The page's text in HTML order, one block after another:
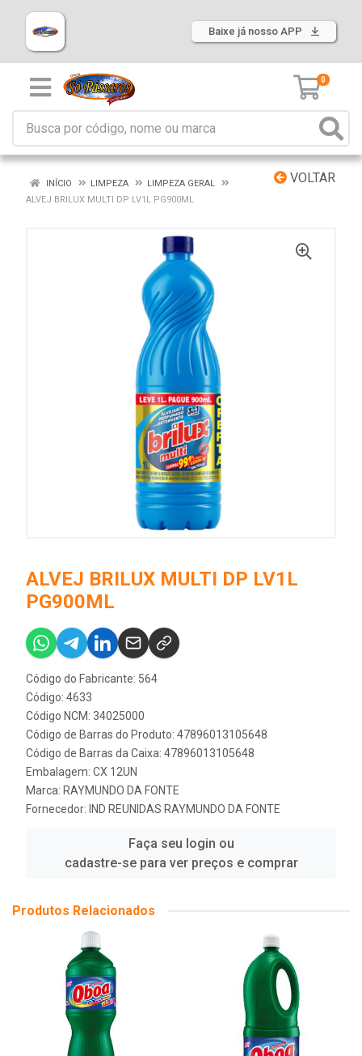
Baixe já nosso APP
0
VOLTAR
INÍCIO LIMPEZA
LIMPEZA GERAL
ALVEJ BRILUX MULTI DP LV1L PG900ML
ALVEJ BRILUX MULTI DP LV1L
PG900ML
Código do Fabricante: 564
Código: 4633
Código NCM: 34025000
Código de Barras do Produto: 47896013105648
Código de Barras da Caixa: 47896013105648
Embalagem: CX 12UN
Marca: RAYMUNDO DA FONTE
Fornecedor: IND REUNIDAS RAYMUNDO DA FONTE
Faça seu login ou
cadastre-se para ver preços e comprar
Produtos Relacionados